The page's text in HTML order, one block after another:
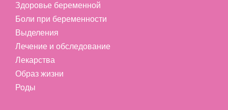
Здоровье беременной
Боли при беременности
Выделения
Лечение и обследование
Лекарства
Образ жизни
Роды